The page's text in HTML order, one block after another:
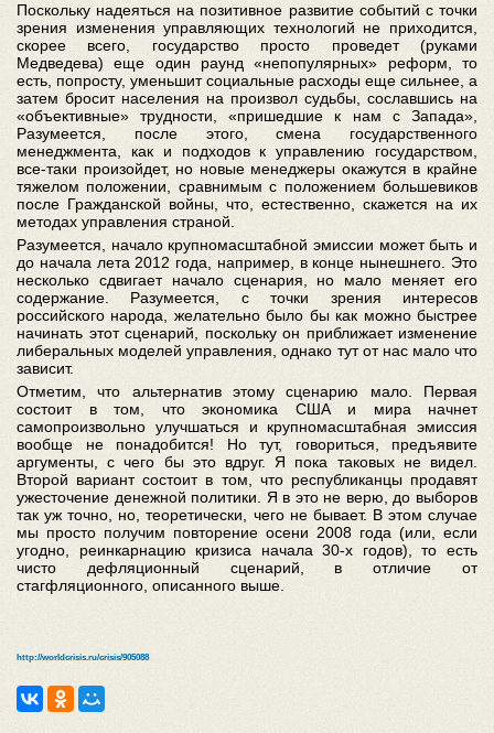
Поскольку надеяться на позитивное развитие событий с точки
зрения изменения управляющих технологий не приходится,
скорее всего, государство просто проведет (руками
Медведева) еще один раунд «непопулярных» реформ, то
есть, попросту, уменьшит социальные расходы еще сильнее, а
затем бросит населения на произвол судьбы, сославшись на
«объективные» трудности, «пришедшие к нам с Запада»,
Разумеется, после этого, смена государственного
менеджмента, как и подходов к управлению государством,
все-таки произойдет, но новые менеджеры окажутся в крайне
тяжелом положении, сравнимым с положением большевиков
после Гражданской войны, что, естественно, скажется на их
методах управления страной.
Разумеется, начало крупномасштабной эмиссии может быть и
до начала лета 2012 года, например, в конце нынешнего. Это
несколько сдвигает начало сценария, но мало меняет его
содержание. Разумеется, с точки зрения интересов
российского народа, желательно было бы как можно быстрее
начинать этот сценарий, поскольку он приближает изменение
либеральных моделей управления, однако тут от нас мало что
зависит.
Отметим, что альтернатив этому сценарию мало. Первая
состоит в том, что экономика США и мира начнет
самопроизвольно улучшаться и крупномасштабная эмиссия
вообще не понадобится! Но тут, говориться, предъявите
аргументы, с чего бы это вдруг. Я пока таковых не видел.
Второй вариант состоит в том, что республиканцы продавят
ужесточение денежной политики. Я в это не верю, до выборов
так уж точно, но, теоретически, чего не бывает. В этом случае
мы просто получим повторение осени 2008 года (или, если
угодно, реинкарнацию кризиса начала 30-х годов), то есть
чисто дефляционный сценарий, в отличие от
стагфляционного, описанного выше.
http://worldcrisis.ru/crisis/905088